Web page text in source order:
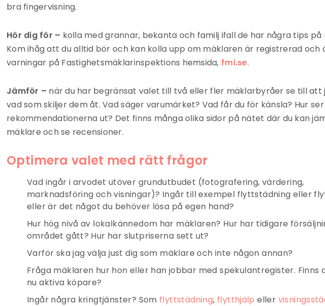
bra fingervisning.
Hör dig för – kolla med grannar, bekanta och familj ifall de har några tips på
Kom ihåg att du alltid bör och kan kolla upp om mäklaren är registrerad och
varningar på Fastighetsmäklarinspektions hemsida, fmi.se.
Jämför – när du har begränsat valet till två eller fler mäklarbyråer se till att
vad som skiljer dem åt. Vad säger varumärket? Vad får du för känsla? Hur ser
rekommendationerna ut? Det finns många olika sidor på nätet där du kan
mäklare och se recensioner.
Optimera valet med rätt frågor
Vad ingår i arvodet utöver grundutbudet (fotografering, värdering,
marknadsföring och visningar)? Ingår till exempel flyttstädning eller
eller är det något du behöver lösa på egen hand?
Hur hög nivå av lokalkännedom har mäklaren? Hur har tidigare
området gått? Hur har slutpriserna sett ut?
Varför ska jag välja just dig som mäklare och inte någon annan?
Fråga mäklaren hur hon eller han jobbar med spekulantregister. Finns
nu aktiva köpare?
Ingår några kringtjänster? Som flyttstädning, flytthjälp eller